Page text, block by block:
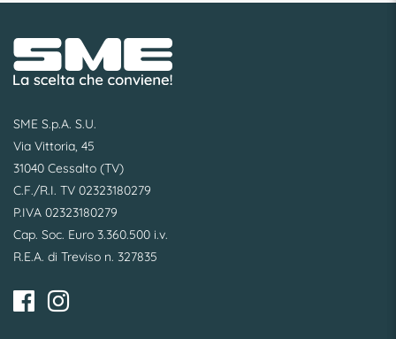
SME S.p.A. S.U.
Via Vittoria, 45
31040 Cessalto (TV)
C.F./R.I. TV 02323180279
P.IVA 02323180279
Cap. Soc. Euro 3.360.500 i.v.
R.E.A. di Treviso n. 327835